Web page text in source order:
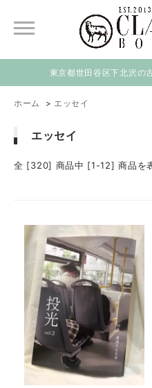
東京都世田谷区下北沢の
ホーム > エッセイ
エッセイ
全 [320] 商品中 [1-12] 商品を